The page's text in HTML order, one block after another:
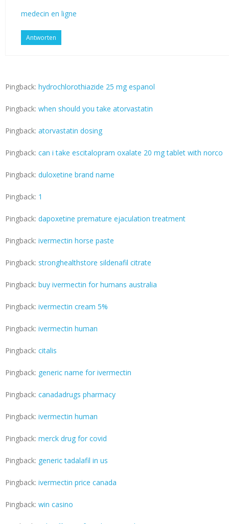
medecin en ligne
Antworten
Pingback: hydrochlorothiazide 25 mg espanol
Pingback: when should you take atorvastatin
Pingback: atorvastatin dosing
Pingback: can i take escitalopram oxalate 20 mg tablet with norco
Pingback: duloxetine brand name
Pingback: 1
Pingback: dapoxetine premature ejaculation treatment
Pingback: ivermectin horse paste
Pingback: stronghealthstore sildenafil citrate
Pingback: buy ivermectin for humans australia
Pingback: ivermectin cream 5%
Pingback: ivermectin human
Pingback: citalis
Pingback: generic name for ivermectin
Pingback: canadadrugs pharmacy
Pingback: ivermectin human
Pingback: merck drug for covid
Pingback: generic tadalafil in us
Pingback: ivermectin price canada
Pingback: win casino